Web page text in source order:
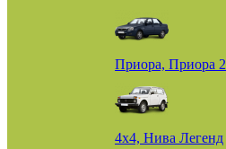
Приора, Приора 2
4х4, Нива Легенд